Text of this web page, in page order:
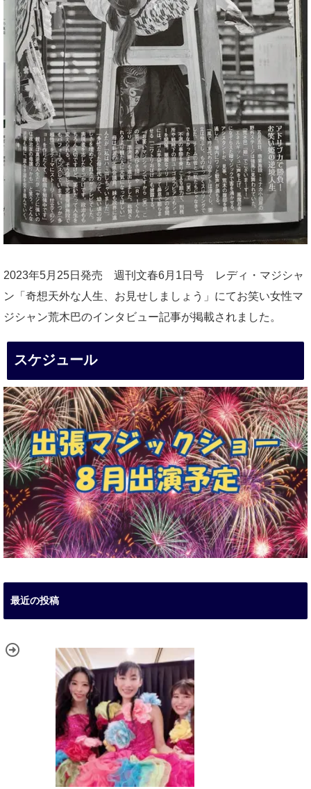
2023年5月25日発売 週刊文春6月1日号 レディ・マジシャ
ン「奇想天外な人生、お見せしましょう」にてお笑い女性マ
ジシャン荒木巴のインタビュー記事が掲載されました。
スケジュール
最近の投稿